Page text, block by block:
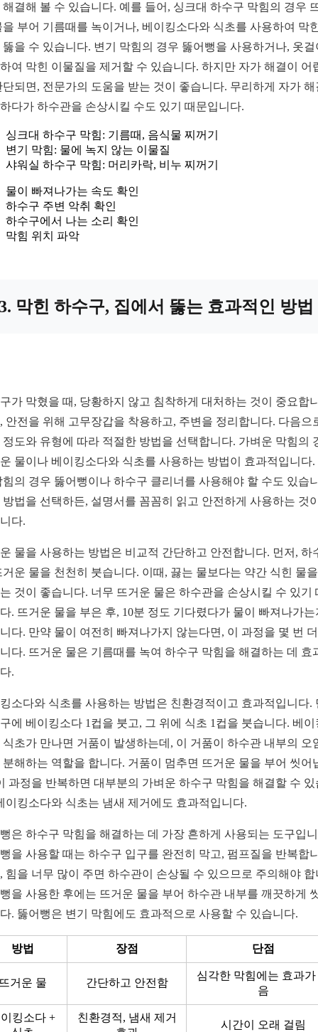
해결해 볼 수 있습니다. 예를 들어, 싱크대 하수구 막힘의 경우
을 부어 기름때를 녹이거나, 베이킹소다와 식초를 사용하여 막
뚫을 수 있습니다. 변기 막힘의 경우 뚫어뻥을 사용하거나, 옷걸
여 막힌 이물질을 제거할 수 있습니다. 하지만 자가 해결이 어
단되면, 전문가의 도움을 받는 것이 좋습니다. 무리하게 자가 해
다가 하수관을 손상시킬 수도 있기 때문입니다.
싱크대 하수구 막힘: 기름때, 음식물 찌꺼기
변기 막힘: 물에 녹지 않는 이물질
샤워실 하수구 막힘: 머리카락, 비누 찌꺼기
물이 빠져나가는 속도 확인
하수구 주변 악취 확인
하수구에서 나는 소리 확인
막힘 위치 파악
막힌 하수구, 집에서 뚫는 효과적인 방법
가 막혔을 때, 당황하지 않고 침착하게 대처하는 것이 중요합
안전을 위해 고무장갑을 착용하고, 주변을 정리합니다. 다음으
정도와 유형에 따라 적절한 방법을 선택합니다. 가벼운 막힘의
물이나 베이킹소다와 식초를 사용하는 방법이 효과적입니다.
힘의 경우 뚫어뻥이나 하수구 클리너를 사용해야 할 수도 있습
방법을 선택하든, 설명서를 꼼꼼히 읽고 안전하게 사용하는 것
다.
물을 사용하는 방법은 비교적 간단하고 안전합니다. 먼저, 하
거운 물을 천천히 붓습니다. 이때, 끓는 물보다는 약간 식힌 물
것이 좋습니다. 너무 뜨거운 물은 하수관을 손상시킬 수 있기
. 뜨거운 물을 부은 후, 10분 정도 기다렸다가 물이 빠져나가는
다. 만약 물이 여전히 빠져나가지 않는다면, 이 과정을 몇 번
다. 뜨거운 물은 기름때를 녹여 하수구 막힘을 해결하는 데 효
.
소다와 식초를 사용하는 방법은 친환경적이고 효과적입니다.
에 베이킹소다 1컵을 붓고, 그 위에 식초 1컵을 붓습니다. 베이
식초가 만나면 거품이 발생하는데, 이 거품이 하수관 내부의 오
분해하는 역할을 합니다. 거품이 멈추면 뜨거운 물을 부어 씻어
과정을 반복하면 대부분의 가벼운 하수구 막힘을 해결할 수 있
이킹소다와 식초는 냄새 제거에도 효과적입니다.
은 하수구 막힘을 해결하는 데 가장 흔하게 사용되는 도구입
을 사용할 때는 하수구 입구를 완전히 막고, 펌프질을 반복합
힘을 너무 많이 주면 하수관이 손상될 수 있으므로 주의해야 합
을 사용한 후에는 뜨거운 물을 부어 하수관 내부를 깨끗하게
. 뚫어뻥은 변기 막힘에도 효과적으로 사용할 수 있습니다.
방법 장점 단점
거운 물 간단하고 안전함
심각한 막힘에는 효과가
음
킹소다 +
친환경적, 냄새 제거
시간이 오래 걸림